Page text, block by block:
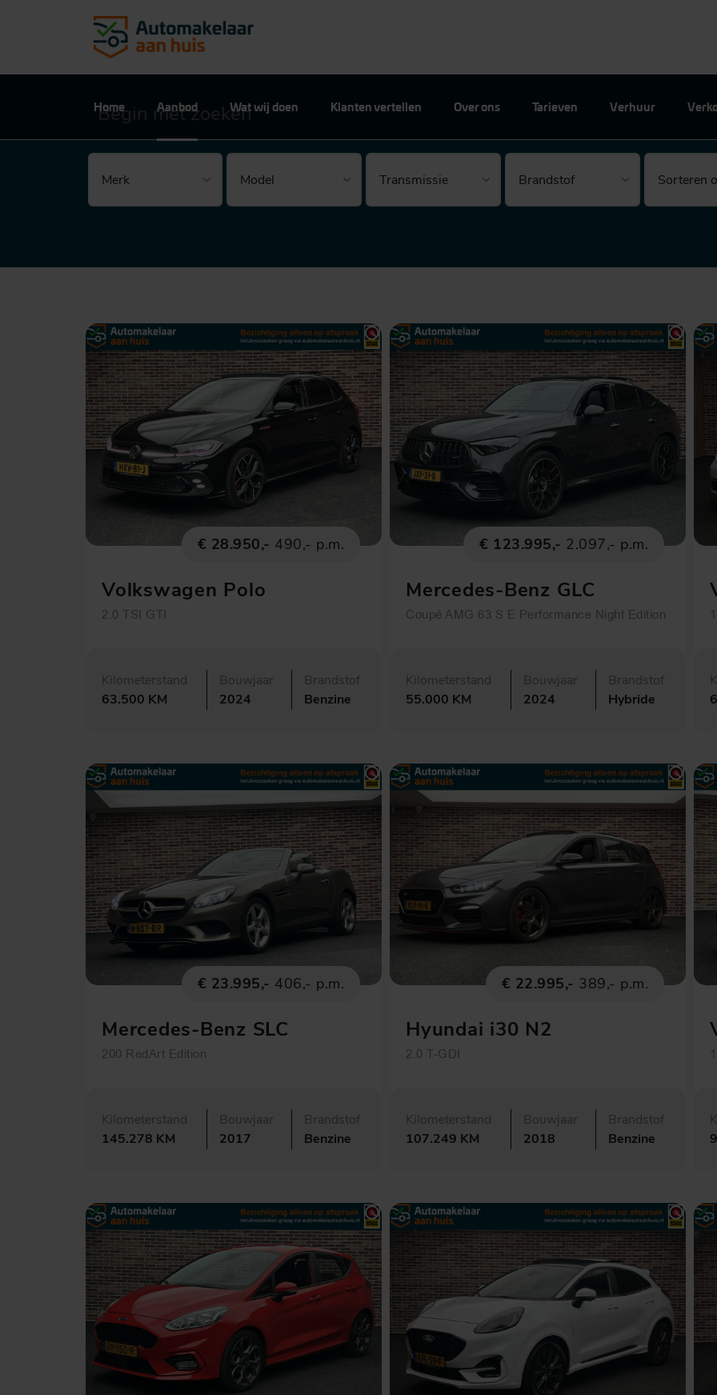
Home Aanbod Wat wij doen Klanten vertellen Over ons Tarieven Verhuur
Begin met zoeken
Brandstof
€ 28.950,- 490,- p.m.
Volkswagen Polo
2.0 TSI GTI
Kilometerstand
63.500 KM
Bouwjaar
2024
Brandstof
Benzine
€ 123.995,- 2.097,- p.m.
Mercedes-Benz GLC
Coupé AMG 63 S E Performance Night Edition
Kilometerstand
55.000 KM
Bouwjaar
2024
Brandstof
Hybride
€ 23.995,- 406,- p.m.
Mercedes-Benz SLC
200 RedArt Edition
Kilometerstand
145.278 KM
Bouwjaar
2017
Brandstof
Benzine
€ 22.995,- 389,- p.m.
Hyundai i30 N2
Performance
2.0 T-GDI
Kilometerstand
107.249 KM
Bouwjaar
2018
Brandstof
Benzine